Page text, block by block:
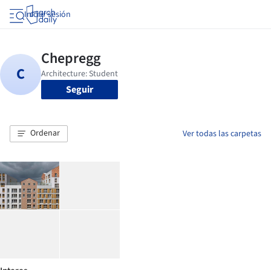
Iniciar sesión
Seguir
Ordenar Ver todas las carpetas